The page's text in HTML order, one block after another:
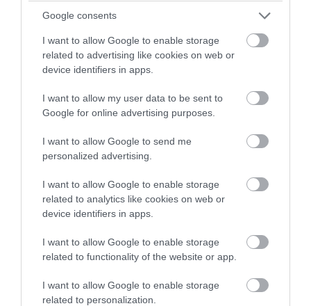
Google consents
I want to allow Google to enable storage
related to advertising like cookies on web or
device identifiers in apps.
I want to allow my user data to be sent to
Google for online advertising purposes.
I want to allow Google to send me
personalized advertising.
I want to allow Google to enable storage
related to analytics like cookies on web or
device identifiers in apps.
I want to allow Google to enable storage
related to functionality of the website or app.
I want to allow Google to enable storage
related to personalization.
11. Díszcsomagoló-bújtató